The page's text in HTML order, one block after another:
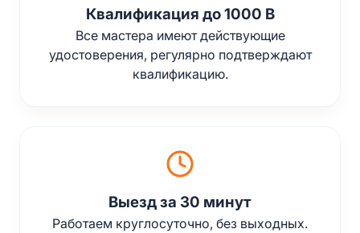
Квалификация до 1000 В
Все мастера имеют действующие
удостоверения, регулярно подтверждают
квалификацию.
Выезд за 30 минут
Работаем круглосуточно, без выходных.